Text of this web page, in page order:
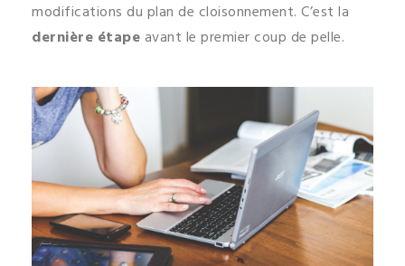
modifications du plan de cloisonnement. C’est la
dernière étapeavant le premier coup de pelle.